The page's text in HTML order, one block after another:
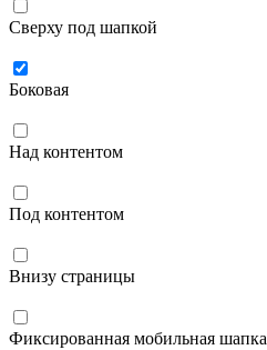
Сверху под шапкой
Боковая
Над контентом
Под контентом
Внизу страницы
Фиксированная мобильная шапка